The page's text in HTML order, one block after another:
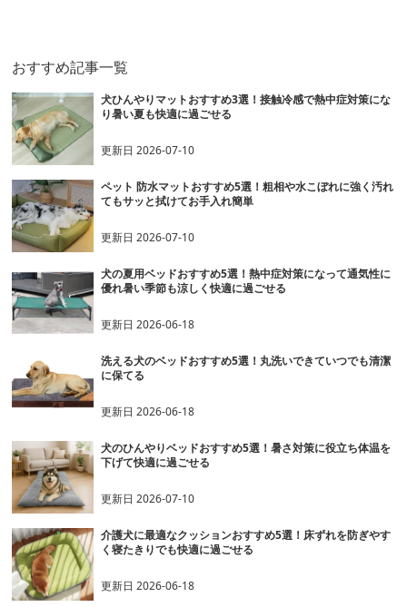
おすすめ記事一覧
犬ひんやりマットおすすめ3選！接触冷感で熱中症対策にな
り暑い夏も快適に過ごせる
更新日2026-07-10
ペット 防水マットおすすめ5選！粗相や水こぼれに強く汚れ
てもサッと拭けてお手入れ簡単
更新日2026-07-10
犬の夏用ベッドおすすめ5選！熱中症対策になって通気性に
優れ暑い季節も涼しく快適に過ごせる
更新日2026-06-18
洗える犬のベッドおすすめ5選！丸洗いできていつでも清潔
に保てる
更新日2026-06-18
犬のひんやりベッドおすすめ5選！暑さ対策に役立ち体温を
下げて快適に過ごせる
更新日2026-07-10
介護犬に最適なクッションおすすめ5選！床ずれを防ぎやす
く寝たきりでも快適に過ごせる
更新日2026-06-18